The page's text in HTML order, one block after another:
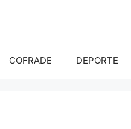
COFRADE DEPORTE